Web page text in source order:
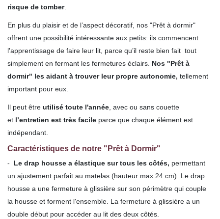
risque de tomber.
En plus du plaisir et de l’aspect décoratif, nos "Prêt à dormir"
offrent une possibilité intéressante aux petits: ils commencent
l'apprentissage de faire leur lit, parce qu’il reste bien fait tout
simplement en fermant les fermetures éclairs. Nos "Prêt à
dormir" les aidant à trouver leur propre autonomie, tellement
important pour eux.
Il peut être utilisé toute l'année , avec ou sans couette
et l’entretien est très facile parce que chaque élément est
indépendant.
Caractéristiques de notre "Prêt à Dormir"
- Le drap housse a élastique sur tous les côtés, permettant
un ajustement parfait au matelas (hauteur max.24 cm). Le drap
housse a une fermeture à glissière sur son périmètre qui couple
la housse et forment l'ensemble. La fermeture à glissière a un
double début pour accéder au lit des deux côtés.